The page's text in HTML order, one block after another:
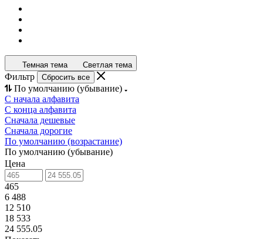
Темная тема Светлая тема
Фильтр Сбросить все
По умолчанию (убывание)
С начала алфавита
С конца алфавита
Сначала дешевые
Сначала дорогие
По умолчанию (возрастание)
По умолчанию (убывание)
Цена
465
6 488
12 510
18 533
24 555.05